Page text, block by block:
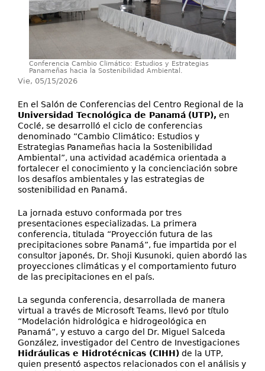
Conferencia Cambio Climático: Estudios y Estrategias
Panameñas hacia la Sostenibilidad Ambiental.
Vie, 05/15/2026
En el Salón de Conferencias del Centro Regional de la
Universidad Tecnológica de Panamá (UTP), en
Coclé, se desarrolló el ciclo de conferencias
denominado “Cambio Climático: Estudios y
Estrategias Panameñas hacia la Sostenibilidad
Ambiental”, una actividad académica orientada a
fortalecer el conocimiento y la concienciación sobre
los desafíos ambientales y las estrategias de
sostenibilidad en Panamá.
La jornada estuvo conformada por tres
presentaciones especializadas. La primera
conferencia, titulada “Proyección futura de las
precipitaciones sobre Panamá”, fue impartida por el
consultor japonés, Dr. Shoji Kusunoki, quien abordó las
proyecciones climáticas y el comportamiento futuro
de las precipitaciones en el país.
La segunda conferencia, desarrollada de manera
virtual a través de Microsoft Teams, llevó por título
“Modelación hidrológica e hidrogeológica en
Panamá”, y estuvo a cargo del Dr. Miguel Salceda
González, investigador del Centro de Investigaciones
Hidráulicas e Hidrotécnicas (CIHH) de la UTP,
quien presentó aspectos relacionados con el análisis y